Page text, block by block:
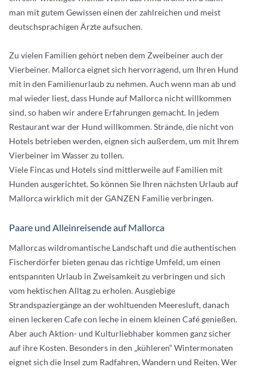
man mit gutem Gewissen einen der zahlreichen und meist
deutschsprachigen Ärzte aufsuchen.
Zu vielen Familien gehört neben dem Zweibeiner auch der
Vierbeiner. Mallorca eignet sich hervorragend, um Ihren Hund
mit in den Familienurlaub zu nehmen. Auch wenn man ab und
mal wieder liest, dass Hunde auf Mallorca nicht willkommen
sind, so haben wir andere Erfahrungen gemacht. In jedem
Restaurant war der Hund willkommen. Strände, die nicht von
Hotels betrieben werden, eignen sich außerdem, um mit Ihrem
Vierbeiner im Wasser zu tollen.
Viele Fincas und Hotels sind mittlerweile auf Familien mit
Hunden ausgerichtet. So können Sie Ihren nächsten Urlaub auf
Mallorca wirklich mit der GANZEN Familie verbringen.
Paare und Alleinreisende auf Mallorca
Mallorcas wildromantische Landschaft und die authentischen
Fischerdörfer bieten genau das richtige Umfeld, um einen
entspannten Urlaub in Zweisamkeit zu verbringen und sich
vom hektischen Alltag zu erholen. Ausgiebige
Strandspaziergänge an der wohltuenden Meeresluft, danach
einen leckeren Cafe con leche in einem kleinen Café genießen.
Aber auch Aktion- und Kulturliebhaber kommen ganz sicher
auf ihre Kosten. Besonders in den „kühleren“ Wintermonaten
eignet sich die Insel zum Radfahren, Wandern und Reiten. Wer